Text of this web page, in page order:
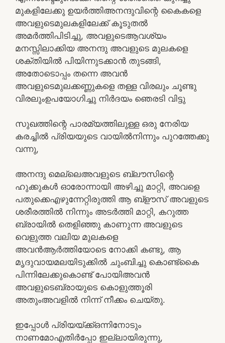
മുകളിലേക്കു ഉയർത്തിഅനന്ദുവിന്റെ കൈകളെ
അവളുടെമുലകളിലേക്ക് കൂടുതൽ
അമർത്തിപിടിച്ചു, അവളുടെആവശ്യം
മനസ്സിലാക്കിയ അനന്ദു അവളുടെ മുലകളെ
ശക്തിയിൽ പിയിന്നുടക്കാൻ തുടങ്ങി,
അതോടൊപ്പം തന്നെ അവൻ
അവളുടെമുലക്കണ്ണുകളെ തള്ള വിരലും ചൂണ്ടു
വിരലുംഉപയോഗിച്ചു നിർദയം ഞെരടി വിട്ടു
സുഖത്തിന്റെ പാരമ്യത്തിലുള്ള ഒരു നേരിയ
കരച്ചിൽ പ്രിയയുടെ വായിൽനിന്നും പുറത്തേക്കു
വന്നു,
അനന്ദു മെല്ലെഅവളുടെ ബ്ലൗസിന്റെ
ഹുക്കുകൾ ഓരോന്നായി അഴിച്ചു മാറ്റി, അവളെ
പതുക്കെഎഴുന്നേറ്റിരുത്തി ആ ബ്ളൗസ് അവളുടെ
ശരീരത്തിൽ നിന്നും അടർത്തി മാറ്റി, കറുത്ത
ബ്രായിൽ തെളിഞ്ഞു കാണുന്ന അവളുടെ
വെളുത്ത വലിയ മുലകളെ
അവൻആർത്തിയോടെ നോക്കി കണ്ടു, ആ
മൃദുവായമലയിടുക്കിൽ ചുംബിച്ചു കൊണ്ട്കൈ
പിന്നിലേക്കുകൊണ്ട് പോയിഅവൻ
അവളുടെബ്രായുടെ കൊളുത്തൂരി
അതുംഅവളിൽ നിന്ന് നീക്കം ചെയ്തു.
ഇപ്പോൾ പ്രിയയ്ക്ക്ഒന്നിനോടും
നാണമോഎതിർപ്പോ ഇല്ലായിരുന്നു,